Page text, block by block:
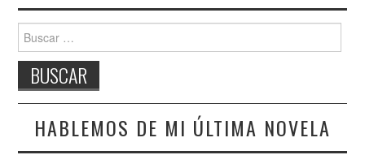
Buscar:
HABLEMOS DE MI ÚLTIMA NOVELA